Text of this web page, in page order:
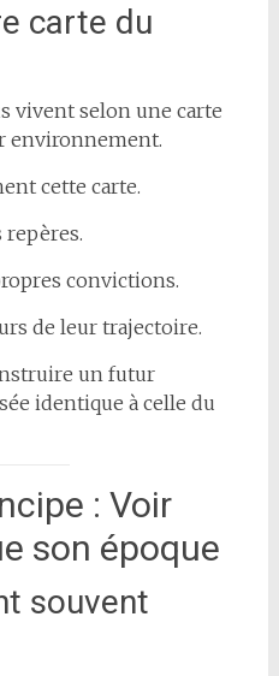
carte du
vivent selon une carte
environnement.
cette carte.
convictions.
de leur trajectoire.
un futur
identique à celle du
: Voir
son époque
souvent